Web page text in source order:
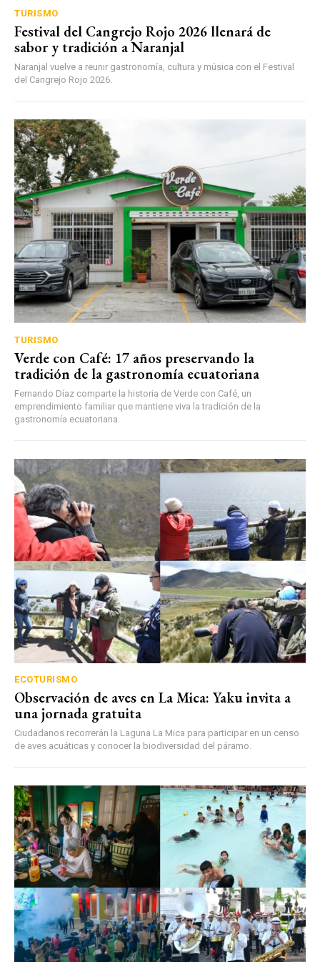
TURISMO
Festival del Cangrejo Rojo 2026 llenará de
sabor y tradición a Naranjal
Naranjal vuelve a reunir gastronomía, cultura y música con el Festival
del Cangrejo Rojo 2026.
TURISMO
Verde con Café: 17 años preservando la
tradición de la gastronomía ecuatoriana
Fernando Díaz comparte la historia de Verde con Café, un
emprendimiento familiar que mantiene viva la tradición de la
gastronomía ecuatoriana.
ECOTURISMO
Observación de aves en La Mica: Yaku invita a
una jornada gratuita
Ciudadanos recorrerán la Laguna La Mica para participar en un censo
de aves acuáticas y conocer la biodiversidad del páramo.